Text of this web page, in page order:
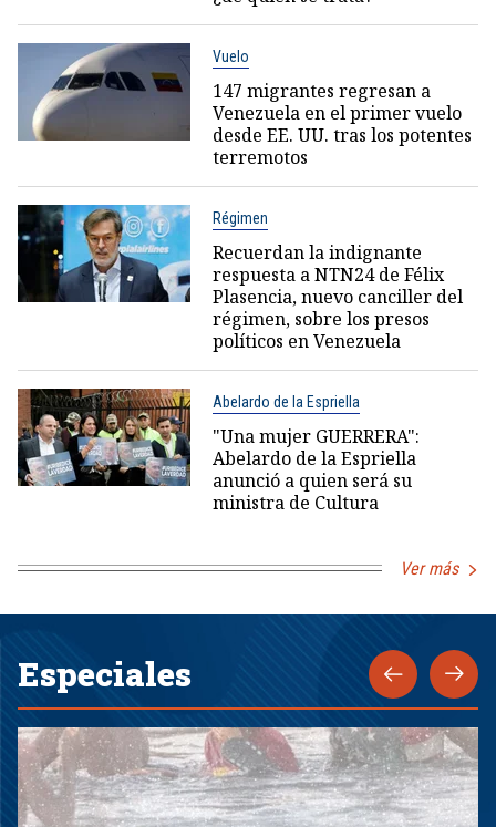
Vuelo
147 migrantes regresan a
Venezuela en el primer vuelo
desde EE. UU. tras los potentes
terremotos
Régimen
Recuerdan la indignante
respuesta a NTN24 de Félix
Plasencia, nuevo canciller del
régimen, sobre los presos
políticos en Venezuela
Abelardo de la Espriella
"Una mujer GUERRERA":
Abelardo de la Espriella
anunció a quien será su
ministra de Cultura
Ver más
Especiales